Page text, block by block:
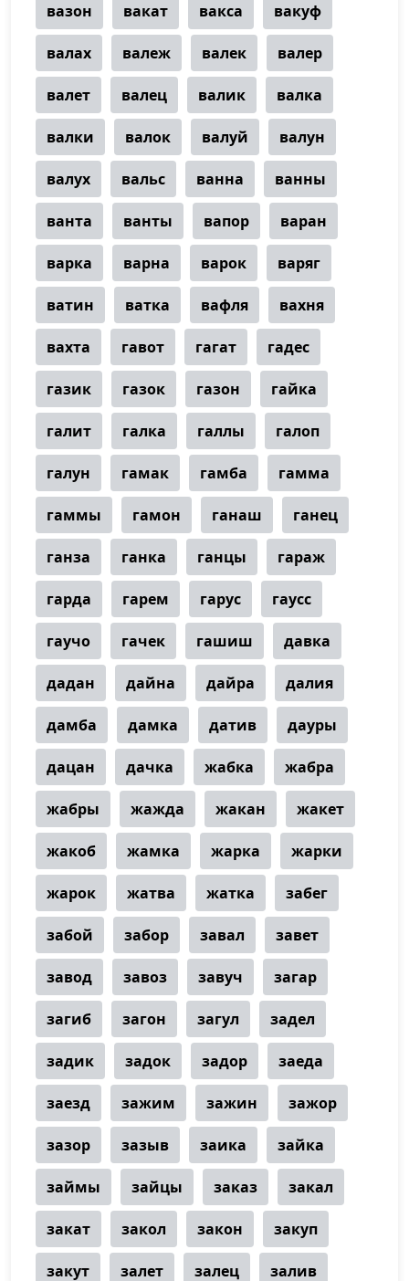
вазон вакат вакса вакуф
валах валеж валек валер
валет валец валик валка
валки валок валуй валун
валух вальс ванна ванны
ванта ванты вапор варан
варка варна варок варяг
ватин ватка вафля вахня
вахта гавот гагат гадес
газик газок газон гайка
галит галка галлы галоп
галун гамак гамба гамма
гаммы гамон ганаш ганец
ганза ганка ганцы гараж
гарда гарем гарус гаусс
гаучо гачек гашиш давка
дадан дайна дайра далия
дамба дамка датив дауры
дацан дачка жабка жабра
жабры жажда жакан жакет
жакоб жамка жарка жарки
жарок жатва жатка забег
забой забор завал завет
завод завоз завуч загар
загиб загон загул задел
задик задок задор заеда
заезд зажим зажин зажор
зазор зазыв заика зайка
займы зайцы заказ закал
закат закол закон закуп
закут залет залец залив